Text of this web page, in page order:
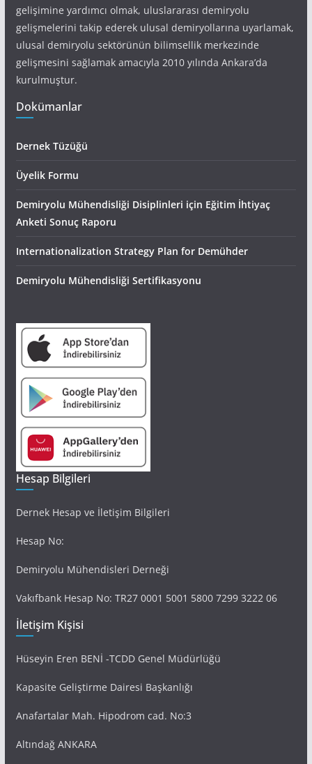
gelişimine yardımcı olmak, uluslararası demiryolu
gelişmelerini takip ederek ulusal demiryollarına uyarlamak,
ulusal demiryolu sektörünün bilimsellik merkezinde
gelişmesini sağlamak amacıyla 2010 yılında Ankara’da
kurulmuştur.
Dokümanlar
Dernek Tüzüğü
Üyelik Formu
Demiryolu Mühendisliği Disiplinleri için Eğitim İhtiyaç
Anketi Sonuç Raporu
Internationalization Strategy Plan for Demühder
Demiryolu Mühendisliği Sertifikasyonu
Hesap Bilgileri
Dernek Hesap ve İletişim Bilgileri
Hesap No:
Demiryolu Mühendisleri Derneği
Vakıfbank Hesap No: TR27 0001 5001 5800 7299 3222 06
İletişim Kişisi
Hüseyin Eren BENİ -TCDD Genel Müdürlüğü
Kapasite Geliştirme Dairesi Başkanlığı
Anafartalar Mah. Hipodrom cad. No:3
Altındağ ANKARA